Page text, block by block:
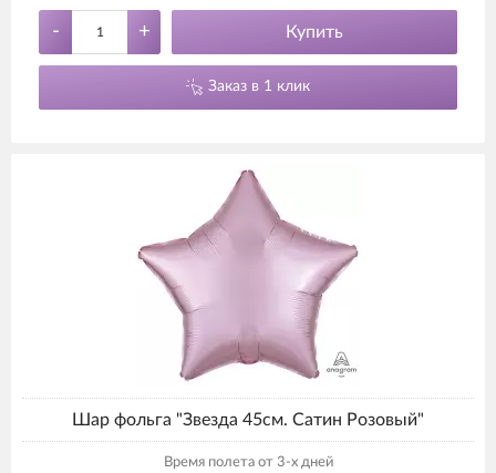
- + Купить
Заказ в 1 клик
Шар фольга "Звезда 45см. Сатин Розовый"
Время полета от 3-х дней